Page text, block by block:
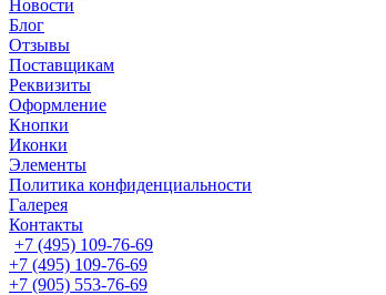
Новости
Блог
Отзывы
Поставщикам
Реквизиты
Оформление
Кнопки
Иконки
Элементы
Политика конфиденциальности
Галерея
Контакты
+7 (495) 109-76-69
+7 (495) 109-76-69
+7 (905) 553-76-69